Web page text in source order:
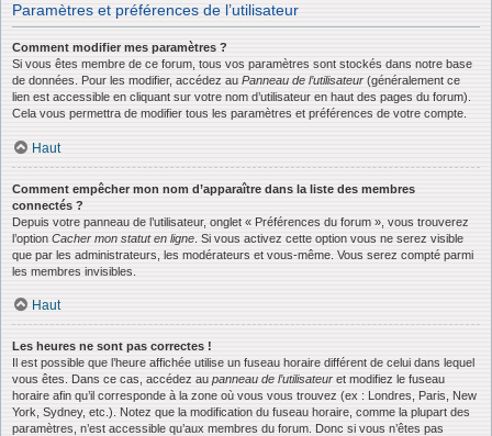
Paramètres et préférences de l’utilisateur
Comment modifier mes paramètres ?
Si vous êtes membre de ce forum, tous vos paramètres sont stockés dans notre base
de données. Pour les modifier, accédez au Panneau de l’utilisateur (généralement ce
lien est accessible en cliquant sur votre nom d’utilisateur en haut des pages du forum).
Cela vous permettra de modifier tous les paramètres et préférences de votre compte.
Haut
Comment empêcher mon nom d’apparaître dans la liste des membres
connectés ?
Depuis votre panneau de l’utilisateur, onglet « Préférences du forum », vous trouverez
l’option Cacher mon statut en ligne . Si vous activez cette option vous ne serez visible
que par les administrateurs, les modérateurs et vous-même. Vous serez compté parmi
les membres invisibles.
Haut
Les heures ne sont pas correctes !
Il est possible que l’heure affichée utilise un fuseau horaire différent de celui dans lequel
vous êtes. Dans ce cas, accédez au panneau de l’utilisateur et modifiez le fuseau
horaire afin qu’il corresponde à la zone où vous vous trouvez (ex : Londres, Paris, New
York, Sydney, etc.). Notez que la modification du fuseau horaire, comme la plupart des
paramètres, n’est accessible qu’aux membres du forum. Donc si vous n’êtes pas